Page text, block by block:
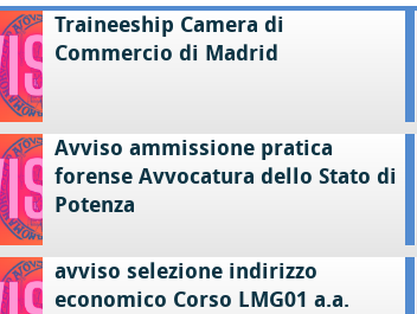
Traineeship Camera di
Commercio di Madrid
Avviso ammissione pratica
forense Avvocatura dello Stato di
Potenza
avviso selezione indirizzo
economico Corso LMG01 a.a.